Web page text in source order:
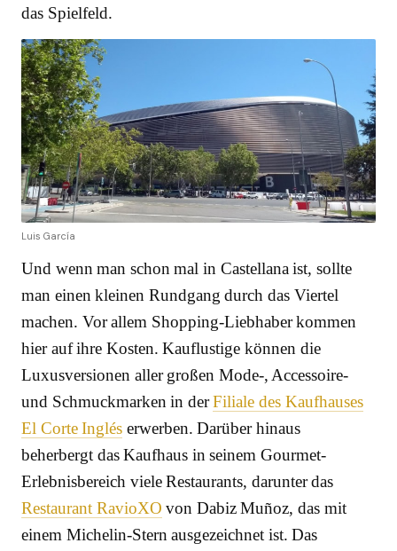
das Spielfeld.
Luis García
Und wenn man schon mal in Castellana ist, sollte
man einen kleinen Rundgang durch das Viertel
machen. Vor allem Shopping-Liebhaber kommen
hier auf ihre Kosten. Kauflustige können die
Luxusversionen aller großen Mode-, Accessoire-
und Schmuckmarken in derFiliale des Kaufhauses
El Corte Inglés erwerben. Darüber hinaus
beherbergt das Kaufhaus in seinem Gourmet-
Erlebnisbereich viele Restaurants, darunter das
Restaurant RavioXO von Dabiz Muñoz, das mit
einem Michelin-Stern ausgezeichnet ist. Das